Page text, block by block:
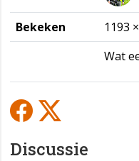
Bekeken
1193 ×
Wat
Discussie